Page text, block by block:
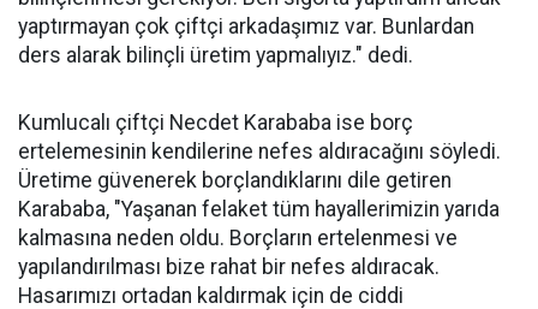
yaptırmayan çok çiftçi arkadaşımız var. Bunlardan
ders alarak bilinçli üretim yapmalıyız." dedi.
Kumlucalı çiftçi Necdet Karababa ise borç
ertelemesinin kendilerine nefes aldıracağını söyledi.
Üretime güvenerek borçlandıklarını dile getiren
Karababa, "Yaşanan felaket tüm hayallerimizin yarıda
kalmasına neden oldu. Borçların ertelenmesi ve
yapılandırılması bize rahat bir nefes aldıracak.
Hasarımızı ortadan kaldırmak için de ciddi